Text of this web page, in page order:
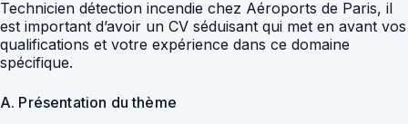
Technicien détection incendie chez Aéroports de Paris, il
est important d’avoir un CV séduisant qui met en avant vos
qualifications et votre expérience dans ce domaine
spécifique.
A. Présentation du thème